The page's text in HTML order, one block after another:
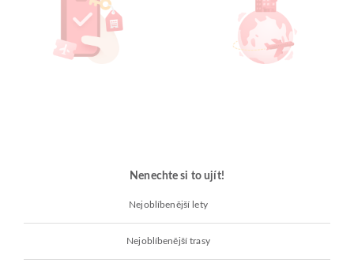
Nenechte si to ujít!
Nejoblíbenější lety
Nejoblíbenější trasy